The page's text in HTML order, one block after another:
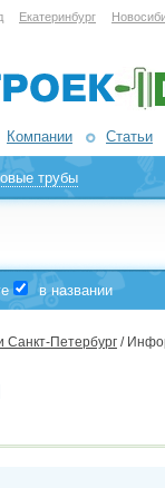
Екатеринбург
Компании Статьи
трубы
в названии
Санкт-Петербург /